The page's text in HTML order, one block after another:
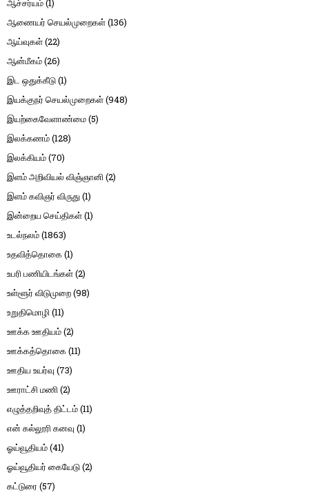
ஆச்சர்யம்(1)
ஆணையர் செயல்முறைகள்(136)
ஆய்வுகள்(22)
ஆன்மீகம்(26)
இட ஒதுக்கீடு(1)
இயக்குநர் செயல்முறைகள்(948)
இயற்கைவேளாண்மை(5)
இலக்கணம்(128)
இலக்கியம்(70)
இளம் அறிவியல் விஞ்ஞானி(2)
இளம் கவிஞர் விருது(1)
இன்றைய செய்திகள்(1)
உடல்நலம்(1863)
உதவித்தொகை(1)
உபரி பணியிடங்கள்(2)
உள்ளூர் விடுமுறை(98)
உறுதிமொழி(11)
ஊக்க ஊதியம்(2)
ஊக்கத்தொகை(11)
ஊதிய உயர்வு (73)
ஊராட்சி மணி(2)
எழுத்தறிவுத் திட்டம்(11)
என் கல்லூரி கனவு (1)
ஓய்வூதியம்(41)
ஓய்வூதியர் கையேடு(2)
கட்டுரை (57)